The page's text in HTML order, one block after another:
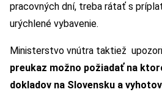
pracovných dní, treba rátať s
urýchlené vybavenie.
Ministerstvo vnútra taktiež
preukaz možno požiadať na
dokladov na Slovensku a